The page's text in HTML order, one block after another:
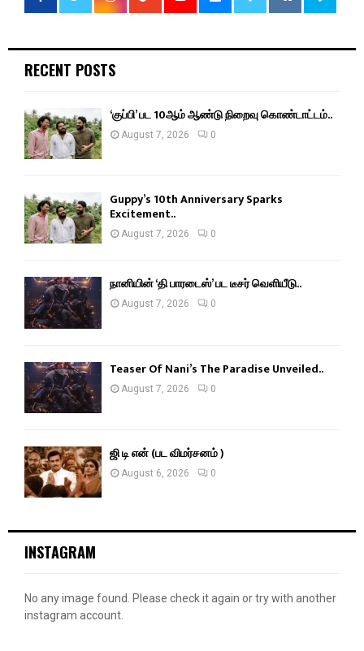
RECENT POSTS
‘குப்பி’ பட 10ஆம் ஆண்டு நிறைவு கொண்டாட்டம்..
August 7, 2026 0
Guppy’s 10th Anniversary Sparks
Excitement..
August 7, 2026 0
நானியின் ‘தி பாரடைஸ்’ பட டீசர் வெளியீடு..
August 7, 2026 0
Teaser Of Nani’s The Paradise Unveiled..
August 7, 2026 0
ஜி டி என் (பட விமர்சனம் )
August 6, 2026 0
INSTAGRAM
No any image found. Please check it again or try with another
instagram account.